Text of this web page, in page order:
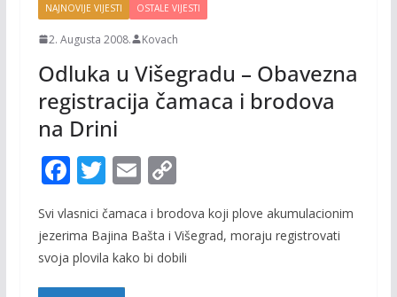
NAJNOVIJE VIJESTI OSTALE VIJESTI
2. Augusta 2008. Kovach
Odluka u Višegradu – Obavezna
registracija čamaca i brodova
na Drini
F
e
b
o
T
w
itt
er
E
m
ai
l
C
o
p
y
Svi vlasnici čamaca i brodova koji plove akumulacionim
jezerima Bajina Bašta i Višegrad, moraju registrovati
svoja plovila kako bi dobili